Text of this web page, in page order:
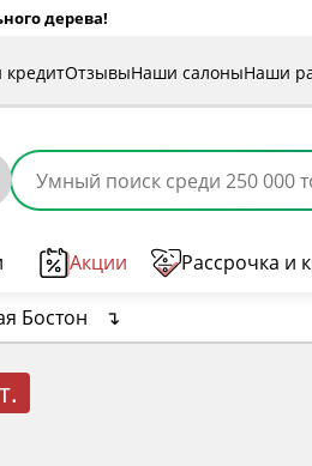
дерева!
кредитОтзывыНаши салоныНаши
Акции Рассрочка и
Бостон ↴